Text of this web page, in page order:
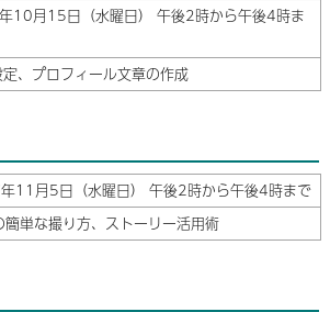
10月15日（水曜日） 午後2時から午後4時ま
、プロフィール文章の作成
11月5日（水曜日） 午後2時から午後4時まで
簡単な撮り方、ストーリー活用術